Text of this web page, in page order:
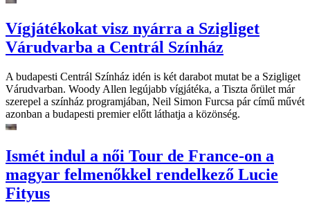
Vígjátékokat visz nyárra a Szigliget
Várudvarba a Centrál Színház
A budapesti Centrál Színház idén is két darabot mutat be a Szigliget
Várudvarban. Woody Allen legújabb vígjátéka, a Tiszta őrület már
szerepel a színház programjában, Neil Simon Furcsa pár című művét
azonban a budapesti premier előtt láthatja a közönség.
Ismét indul a női Tour de France-on a
magyar felmenőkkel rendelkező Lucie
Fityus